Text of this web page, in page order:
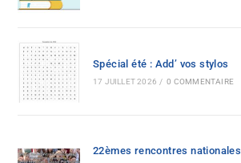
Spécial été : Add’ vos stylos
17 JUILLET 2026 / 0 COMMENTAIRE
22èmes rencontres nationales